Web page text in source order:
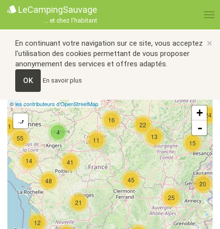
LeCampingSauvage
... et chez l'habitant
×
En continuant votre navigation sur ce site, vous acceptez
l'utilisation des cookies permettant de vous proposer
anonymement des services et offres adaptés.
OK
En savoir plus
4
11
15
22
45
21
55
48
13
16
14
25
20
24
21
41
12
©les contributeurs d’OpenStreetMap
+
-